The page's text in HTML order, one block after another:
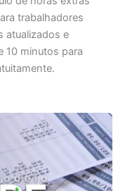
trabalhadores
atualizados e
10 minutos para